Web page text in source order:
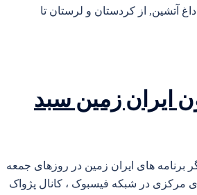
آتشین, از کردستان و لرستان تا
ایران زمین سبد
برنامه های ایران زمین در روزهای جمعه
اروپای مرکزی در شبکه فیسبوک ، کانال پژواک